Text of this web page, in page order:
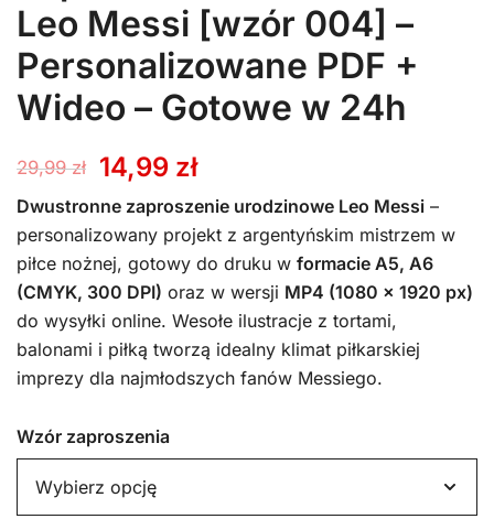
Leo Messi [wzór 004] –
Personalizowane PDF +
Wideo – Gotowe w 24h
29,99zł
Pierwotna
cena
wynosiła:
29,99 zł.
14,99 złAktualna
cena
wynosi:
14,99 zł.
Dwustronne zaproszenie urodzinowe Leo Messi –
personalizowany projekt z argentyńskim mistrzem w
piłce nożnej, gotowy do druku w formacie A5, A6
(CMYK, 300 DPI) oraz w wersji MP4 (1080 x 1920 px)
do wysyłki online. Wesołe ilustracje z tortami,
balonami i piłką tworzą idealny klimat piłkarskiej
imprezy dla najmłodszych fanów Messiego.
Wzór zaproszenia